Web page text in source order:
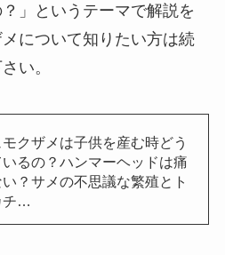
」というテーマで解説を
について知りたい方は続
い。
モクザメは子供を産む時どう
いるの？ハンマーヘッドは痛
い？サメの不思議な繁殖とト
チ…